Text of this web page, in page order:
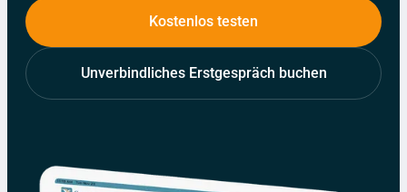
Kostenlos testen
Unverbindliches Erstgespräch buchen